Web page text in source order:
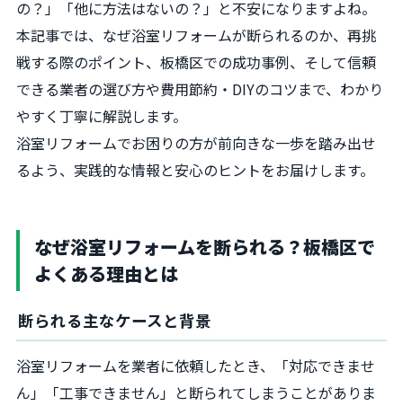
の？」「他に方法はないの？」と不安になりますよね。
本記事では、なぜ浴室リフォームが断られるのか、再挑
戦する際のポイント、板橋区での成功事例、そして信頼
できる業者の選び方や費用節約・DIYのコツまで、わかり
やすく丁寧に解説します。
浴室リフォームでお困りの方が前向きな一歩を踏み出せ
るよう、実践的な情報と安心のヒントをお届けします。
なぜ浴室リフォームを断られる？板橋区で
よくある理由とは
断られる主なケースと背景
浴室リフォームを業者に依頼したとき、「対応できませ
ん」「工事できません」と断られてしまうことがありま